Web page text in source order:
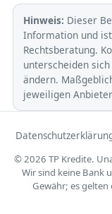
Hinweis: Dieser
Information und
Rechtsberatung.
unterscheiden
ändern.
jeweiligen
© 2026 TP Kredite.
Wir sind keine Bank
Gewähr; es